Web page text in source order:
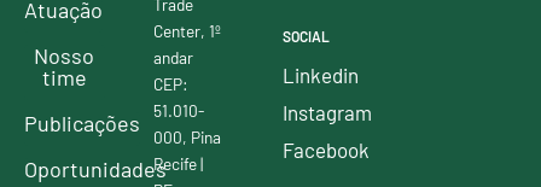
Atuação
Nosso
time
Publicações
Oportunidades
Trade
Center, 1º
andar
CEP:
51.010-
000, Pina
Recife |
SOCIAL
Linkedin
Instagram
Facebook